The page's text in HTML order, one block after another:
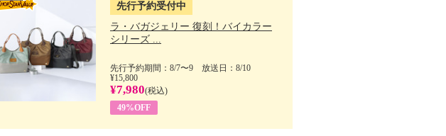
先行予約受付中
ラ・バガジェリー 復刻！バイカラー
シリーズ ...
先行予約期間：8/7〜9 放送日：8/10
¥15,800
¥7,980(税込)
49%OFF